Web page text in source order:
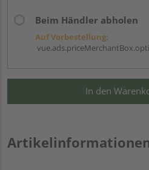
Beim Händler abholen
Auf Vorbestellung:
In den